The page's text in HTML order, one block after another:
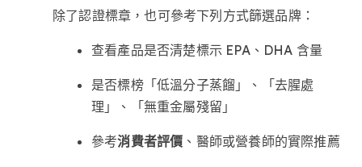
除了認證標章，也可參考下列方式篩選品牌：
查看產品是否清楚標示 EPA、DHA 含量
是否標榜「低溫分子蒸餾」、「去腥處
理」、「無重金屬殘留」
參考消費者評價 、醫師或營養師的實際推薦